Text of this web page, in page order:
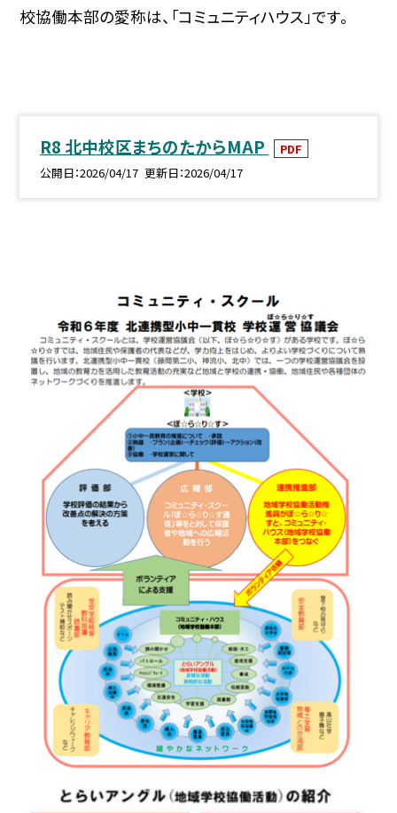
校協働本部の愛称は、「コミュニティハウス」です。
R8 北中校区まちのたからMAP
PDF
公開日 2026/04/17 更新日 2026/04/17